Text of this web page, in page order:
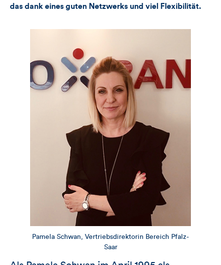
Kommentare
dieses
das dank eines guten Netzwerks und viel Flexibilität.
Pamela Schwan, Vertriebsdirektorin Bereich Pfalz-
Saar